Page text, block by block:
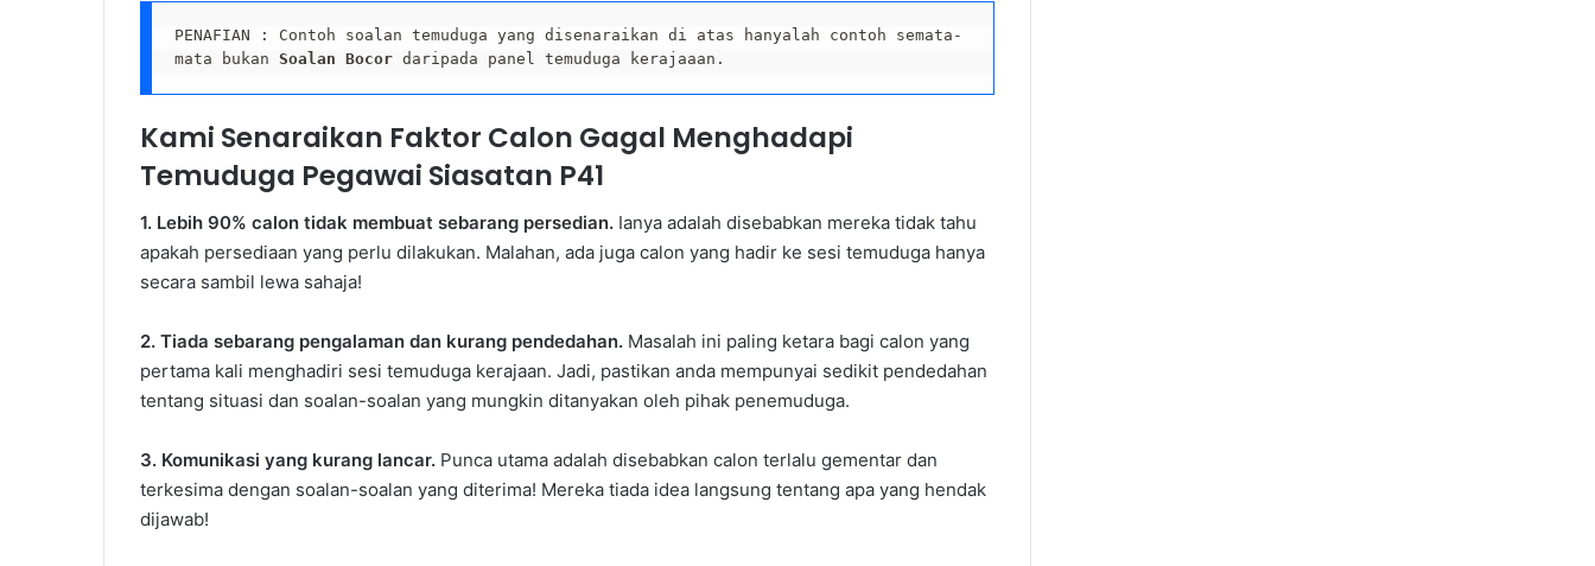
PENAFIAN : Contoh soalan temuduga yang disenaraikan di atas hanyalah contoh semata-
mata bukan Soalan Bocor daripada panel temuduga kerajaaan.
Kami Senaraikan Faktor Calon Gagal Menghadapi
Temuduga Pegawai Siasatan P41
1. Lebih 90% calon tidak membuat sebarang persedian. Ianya adalah disebabkan mereka tidak tahu
apakah persediaan yang perlu dilakukan. Malahan, ada juga calon yang hadir ke sesi temuduga hanya
secara sambil lewa sahaja!
2. Tiada sebarang pengalaman dan kurang pendedahan. Masalah ini paling ketara bagi calon yang
pertama kali menghadiri sesi temuduga kerajaan. Jadi, pastikan anda mempunyai sedikit pendedahan
tentang situasi dan soalan-soalan yang mungkin ditanyakan oleh pihak penemuduga.
3. Komunikasi yang kurang lancar. Punca utama adalah disebabkan calon terlalu gementar dan
terkesima dengan soalan-soalan yang diterima! Mereka tiada idea langsung tentang apa yang hendak
dijawab!